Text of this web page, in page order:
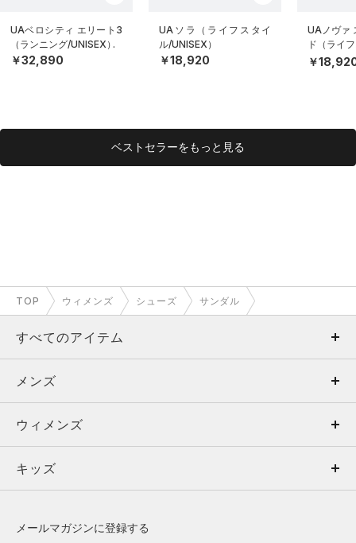
UAベロシティ エリート3
（ランニング/UNISEX）
￥32,890
UAソラ（ライフスタイ
ル/UNISEX）
￥18,920
UAノヴァ
ド（ライ
EX）
￥
ベストセラーをもっと見る
TOP ウィメンズ シューズ サンダル
すべてのアイテム
メンズ
ウィメンズ
キッズ
メンズ
トップス
ボトムス
ウィメンズ
トップス
キッズ
メールマガジンに登録する